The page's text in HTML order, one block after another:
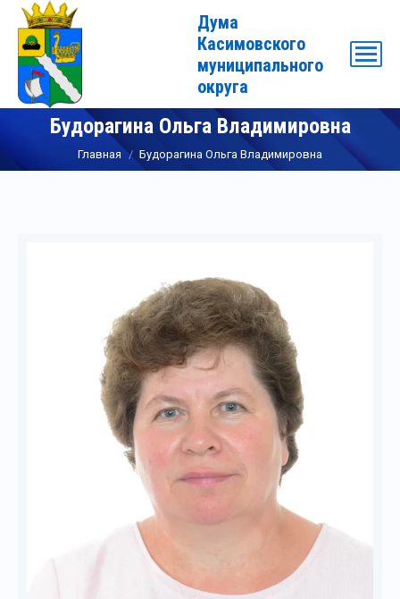
Дума
Касимовского
муниципального
округа
Будорагина Ольга Владимировна
Вы здесь:
Главная Будорагина Ольга Владимировна